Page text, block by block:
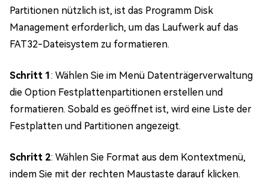
Partitionen nützlich ist, ist das Programm Disk
Management erforderlich, um das Laufwerk auf das
FAT32-Dateisystem zu formatieren.
Schritt 1: Wählen Sie im Menü Datenträgerverwaltung
die Option Festplattenpartitionen erstellen und
formatieren. Sobald es geöffnet ist, wird eine Liste der
Festplatten und Partitionen angezeigt.
Schritt 2: Wählen Sie Format aus dem Kontextmenü,
indem Sie mit der rechten Maustaste darauf klicken.